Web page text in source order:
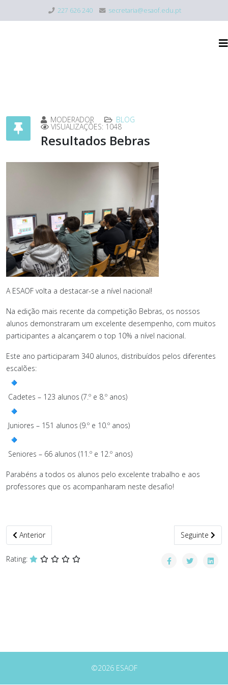
227 626 240 secretaria@esaof.edu.pt
MODERADOR BLOG
VISUALIZAÇÕES: 1048
Resultados Bebras
A ESAOF volta a destacar-se a nível nacional!
Na edição mais recente da competição Bebras, os nossos
alunos demonstraram um excelente desempenho, com muitos
participantes a alcançarem o top 10% a nível nacional.
Este ano participaram 340 alunos, distribuídos pelos diferentes
escalões:
Cadetes – 123 alunos (7.º e 8.º anos)
Juniores – 151 alunos (9.º e 10.º anos)
Seniores – 66 alunos (11.º e 12.º anos)
Parabéns a todos os alunos pelo excelente trabalho e aos
professores que os acompanharam neste desafio!
Artigo anterior: "Inventar a Alimentação do Futuro"
Anterior Artigo
Seguinte
Rating:
©2026 ESAOF